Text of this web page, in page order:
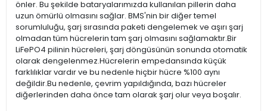
önler. Bu şekilde bataryalarımızda kullanılan pillerin daha
uzun ömürlü olmasını sağlar. BMS'nin bir diğer temel
sorumluluğu, şarj sırasında paketi dengelemek ve aşırı şarj
olmadan tüm hücrelerin tam şarj olmasını sağlamaktır.Bir
LiFePO4 pilinin hücreleri, şarj döngüsünün sonunda otomatik
olarak dengelenmez.Hücrelerin empedansında küçük
farklılıklar vardır ve bu nedenle hiçbir hücre %100 aynı
değildir.Bu nedenle, çevrim yapıldığında, bazı hücreler
diğerlerinden daha önce tam olarak şarj olur veya boşalır.